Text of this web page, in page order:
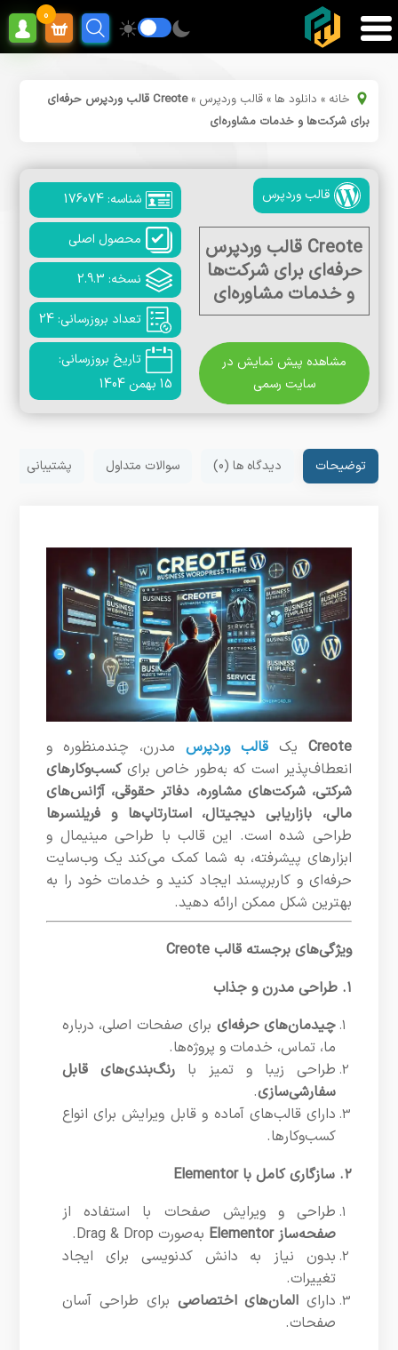
0
خانه » دانلود ها »قالب وردپرس »
Creote قالب وردپرس حرفه‌ای
برای شرکت‌ها و خدمات مشاوره‌ای
قالب وردپرس
Creote قالب وردپرس
حرفه‌ای برای شرکت‌ها
و خدمات مشاوره‌ای
مشاهده پیش نمایش در
سایت رسمی
شناسه: 176074
محصول اصلی
نسخه: 2.9.3
تعداد بروزرسانی: 24
تاریخ بروزرسانی:
15 بهمن 1404
توضیحات دیدگاه ها (0) سوالات متداول پشتیبانی
Creote یکقالب وردپرس مدرن، چندمنظوره و
انعطاف‌پذیر است که به‌طور خاص برایکسب‌وکارهای
شرکتی، شرکت‌های مشاوره، دفاتر حقوقی، آژانس‌های
مالی، بازاریابی دیجیتال، استارتاپ‌ها و فریلنسرها
طراحی شده است. این قالب با طراحی مینیمال و
ابزارهای پیشرفته، به شما کمک می‌کند یک وب‌سایت
حرفه‌ای و کاربرپسند ایجاد کنید و خدمات خود را به
بهترین شکل ممکن ارائه دهید.
ویژگی‌های برجسته قالب Creote
۱. طراحی مدرن و جذاب
چیدمان‌های حرفه‌ای برای صفحات اصلی، درباره
ما، تماس، خدمات و پروژه‌ها.
طراحی زیبا و تمیز بارنگ‌بندی‌های قابل
سفارشی‌سازی.
دارای قالب‌های آماده و قابل ویرایش برای انواع
کسب‌وکارها.
۲. سازگاری کامل با Elementor
طراحی و ویرایش صفحات با استفاده از
صفحه‌ساز Elementor
به‌صورت Drag & Drop.
بدون نیاز به دانش کدنویسی برای ایجاد
تغییرات.
دارای المان‌های اختصاصی برای طراحی آسان
صفحات.